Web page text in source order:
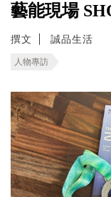
藝能現場
撰文 誠品生活
人物專訪